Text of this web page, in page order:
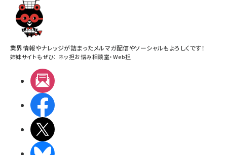
業界情報やナレッジが詰まったメルマガ配信やソーシャルもよろしくです！
姉妹サイトもぜひ： ネッ担お悩み相談室・Web担